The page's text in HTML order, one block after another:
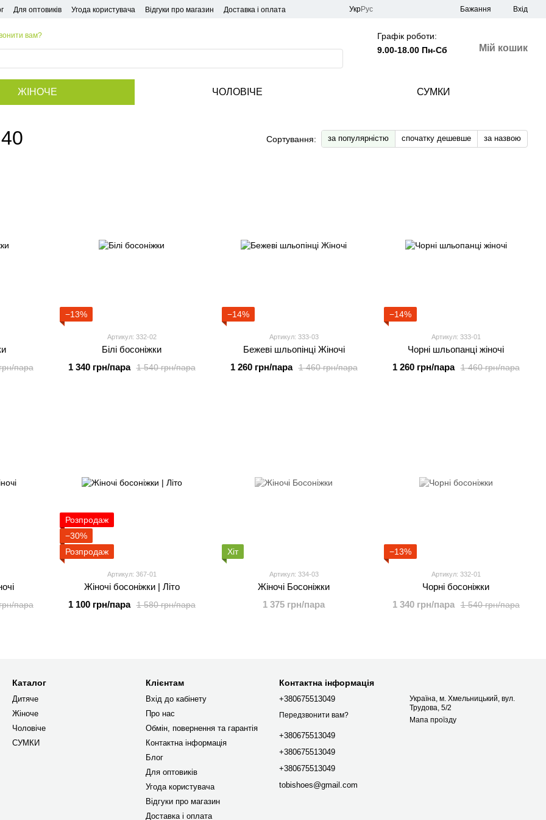
Для оптовиків Угода користувача Відгуки про магазин Доставка і оплата УкрРус Бажання Вхід
вам?
Графік роботи:
9.00-18.00 Пн-Сб
Мій кошик
ЖІНОЧЕ ЧОЛОВІЧЕ СУМКИ
Сортування: за популярністю спочатку дешевше за назвою
пара
−13%
Артикул: 332-02
Білі босоніжки
1 540 грн/пара
1 340 грн/пара
−14%
Артикул: 333-03
Бежеві шльопінці Жіночі
1 460 грн/пара
1 260 грн/пара
−14%
Артикул: 333-01
Чорні шльопанці жіночі
1 460 грн/пара
1 260 грн/пара
пара
Розпродаж
−30%
Розпродаж
Артикул: 367-01
Жіночі босоніжки | Літо
1 580 грн/пара
1 100 грн/пара
Хіт
Артикул: 334-03
Жіночі Босоніжки
1 375 грн/пара
−13%
Артикул: 332-01
Чорні босоніжки
1 540 грн/пара
1 340 грн/пара
Каталог
Дитяче
Жіноче
Чоловіче
СУМКИ
Клієнтам
Вхід до кабінету
Про нас
Обмін, повернення та гарантія
Контактна інформація
Блог
Для оптовиків
Угода користувача
Відгуки про магазин
Доставка і оплата
Контактна інформація
+380675513049
Передзвонити вам?
+380675513049
+380675513049
+380675513049
tobishoes@gmail.com
Україна, м. Хмельницький, вул.
Трудова, 5/2
Мапа проїзду